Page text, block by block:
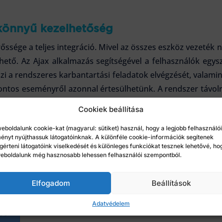
Cookiek beállítása
cookie-kat (magyarul: sütiket) használ, hogy a legjobb felhasználói
nyújthassuk látogatóinknak. A különféle cookie-információk segítenek
látogatóink viselkedését és különleges funkciókat tesznek lehetővé,
még hasznosabb lehessen felhasználói szempontból.
Elfogadom Beállítások
Adatvédelem
kezelhetőség
a teljes integráció. Mivel az összes eszköz
Az Ajax alkalmazás segítségével a felhasználók
a rendszeres karbantartási feladatok elvégzését,
eseményről azonnal értesülhetünk. A rendszer
hogy bármikor hozzáférjünk a biztonsági
hőmérsékleti tartományban, -25 °C és
Az Ajax Systems eszközei fejlett
kültéri érzékelő. Rendszereik biztonságos